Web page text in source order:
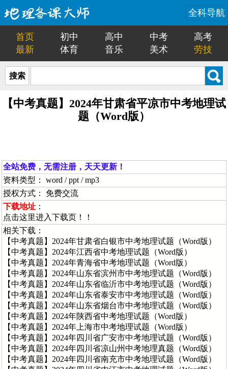
全科导航
首页 初中 高中 中考
高考
最新
体育 音乐 美术 劳技
搜索
【中考真题】2024年甘肃省平凉市中考地理试
题（Word版）
全站免费，无需注册，天天更新！
资料类型： word / ppt / mp3
授权方式： 免费交流
下载地址 ：
点击这里进入下载页！！
相关下载：
【中考真题】2024年甘肃省白银市中考地理试题（Word版）
【中考真题】2024年江西省中考地理试题（Word版）
【中考真题】2024年青海省中考地理试题（Word版）
【中考真题】2024年山东省滨州市中考地理试题（Word版）
【中考真题】2024年山东省临沂市中考地理试题（Word版）
【中考真题】2024年山东省泰安市中考地理试题（Word版）
【中考真题】2024年山东省烟台市中考地理试题（Word版）
【中考真题】2024年陕西省中考地理试题（Word版）
【中考真题】2024年上海市中考地理试题（Word版）
【中考真题】2024年四川省广安市中考地理试题（Word版）
【中考真题】2024年四川省凉山州中考地理真题（Word版）
【中考真题】2024年四川省南充市中考地理试题（Word版）